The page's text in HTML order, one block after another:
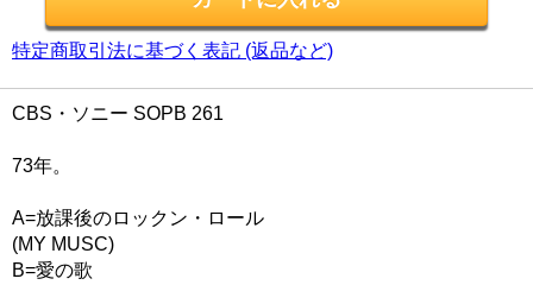
特定商取引法に基づく表記 (返品など)
CBS・ソニー SOPB 261
73年。
A=放課後のロックン・ロール
(MY MUSC)
B=愛の歌